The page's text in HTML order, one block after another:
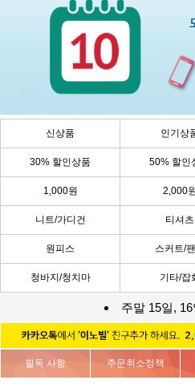
신상품 인기상
30% 할인상품 50% 할인
1,000원 2,000원
니트/가디건 티셔츠
원피스 스커트/
청바지/청치마 기타/잡
주말 15일,
필독 사항 주문취소정책